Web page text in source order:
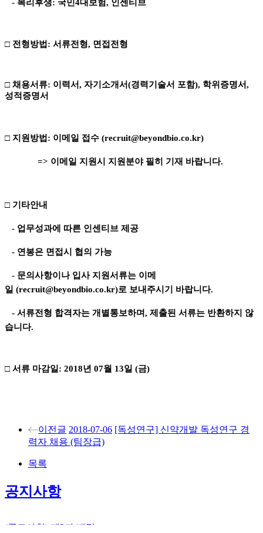
- 복리후생: 국민4대보험, 인센티브
□ 전형방법: 서류전형, 면접전형
□ 채용서류: 이력서, 자기소개서(경력기술서 포함), 학위증명서,
성적증명서
□ 지원방법: 이메일 접수 (recruit@beyondbio.co.kr)
=> 이메일 지원시 지원분야 필히 기재 바랍니다.
□ 기타안내
- 업무성과에 따른 인센티브 제공
- 연봉은 면접시 협의 가능
- 문의사항이나 입사 지원서류는 이메
일 (recruit@beyondbio.co.kr)로 보내주시기 바랍니다.
- 서류전형 합격자는 개별통보하며, 제출된 서류는 반환하지 않
습니다.
□ 서류 마감일: 2018년 07월 13일 (금)
이전글 2018-07-06 [독성연구] 신약개발 독성연구 경
력자 채용 (팀장급)
목록
공지사항
(공고사항) 제3자 배정…